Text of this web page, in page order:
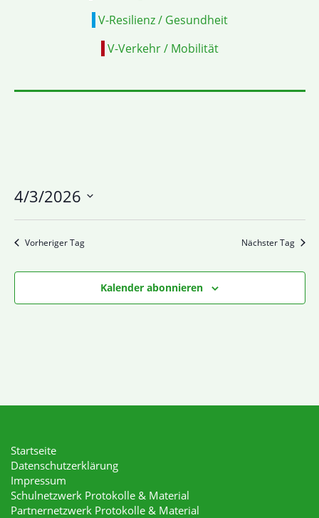
V-Resilienz / Gesundheit
V-Verkehr / Mobilität
4/3/2026
Datum
Vorheriger Tag Nächster Tag
Kalender abonnieren
Startseite
Datenschutzerklärung
Impressum
Schulnetzwerk Protokolle & Material
Partnernetzwerk Protokolle & Material